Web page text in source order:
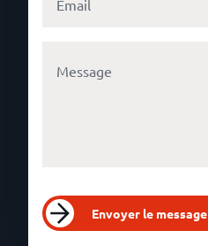
Envoyer le message